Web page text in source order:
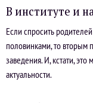
В институте и
Если спросить
половинками, то вторым
заведения. И, кстати,
актуальности.